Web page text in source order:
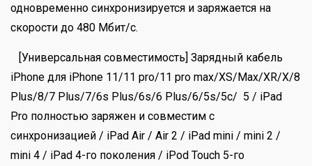
одновременно синхронизируется и заряжается на
скорости до 480 Мбит/с.
[Универсальная совместимость] Зарядный кабель
iPhone для iPhone 11/11 pro/11 pro max/XS/Max/XR/X/8
Plus/8/7 Plus/7/6s Plus/6s/6 Plus/6/5s/5c/ 5 / iPad
Pro полностью заряжен и совместим с
синхронизацией / iPad Air / Air 2 / iPad mini / mini 2 /
mini 4 / iPad 4-го поколения / iPod Touch 5-го